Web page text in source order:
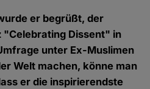
er begrüßt, der
Dissent" in
unter Ex-Muslimen
Welt machen, könne man
er die inspirierendste